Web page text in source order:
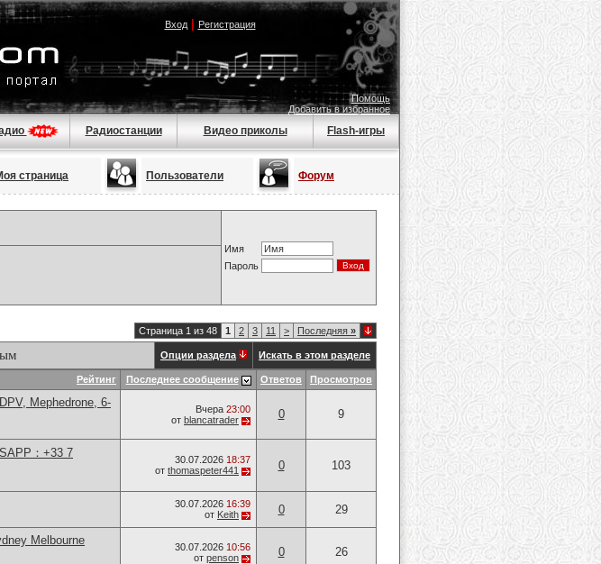
Вход| Регистрация
Помощь
Добавить в избранное
Радиостанции Видео приколы Flash-игры
страница Пользователи Форум
Имя
Пароль
Страница 1 из 48 1 2 3 11 > Последняя »
Опции раздела Искать в этом разделе
Рейтинг Последнее сообщение Ответов Просмотров
Mephedrone, 6-
Вчера 23:00
от blancatrader 0 9
：+33 7
30.07.2026 18:37
от thomaspeter441 0 103
30.07.2026 16:39
от Keith 0 29
Melbourne
30.07.2026 10:56
от penson 0 26